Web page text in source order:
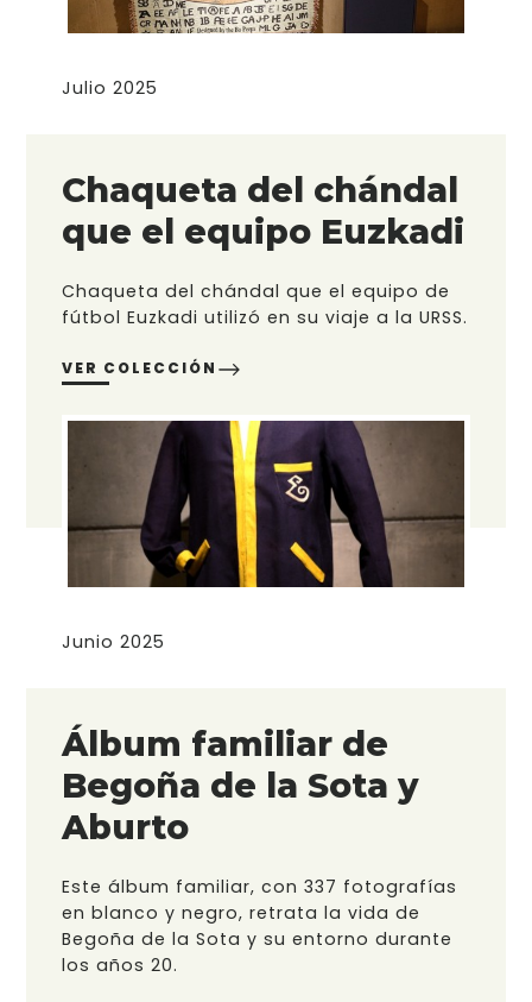
Julio 2025
Chaqueta del chándal
que el equipo Euzkadi
Chaqueta del chándal que el equipo de
fútbol Euzkadi utilizó en su viaje a la URSS.
VER COLECCIÓN
Junio 2025
Álbum familiar de
Begoña de la Sota y
Aburto
Este álbum familiar, con 337 fotografías
en blanco y negro, retrata la vida de
Begoña de la Sota y su entorno durante
los años 20.